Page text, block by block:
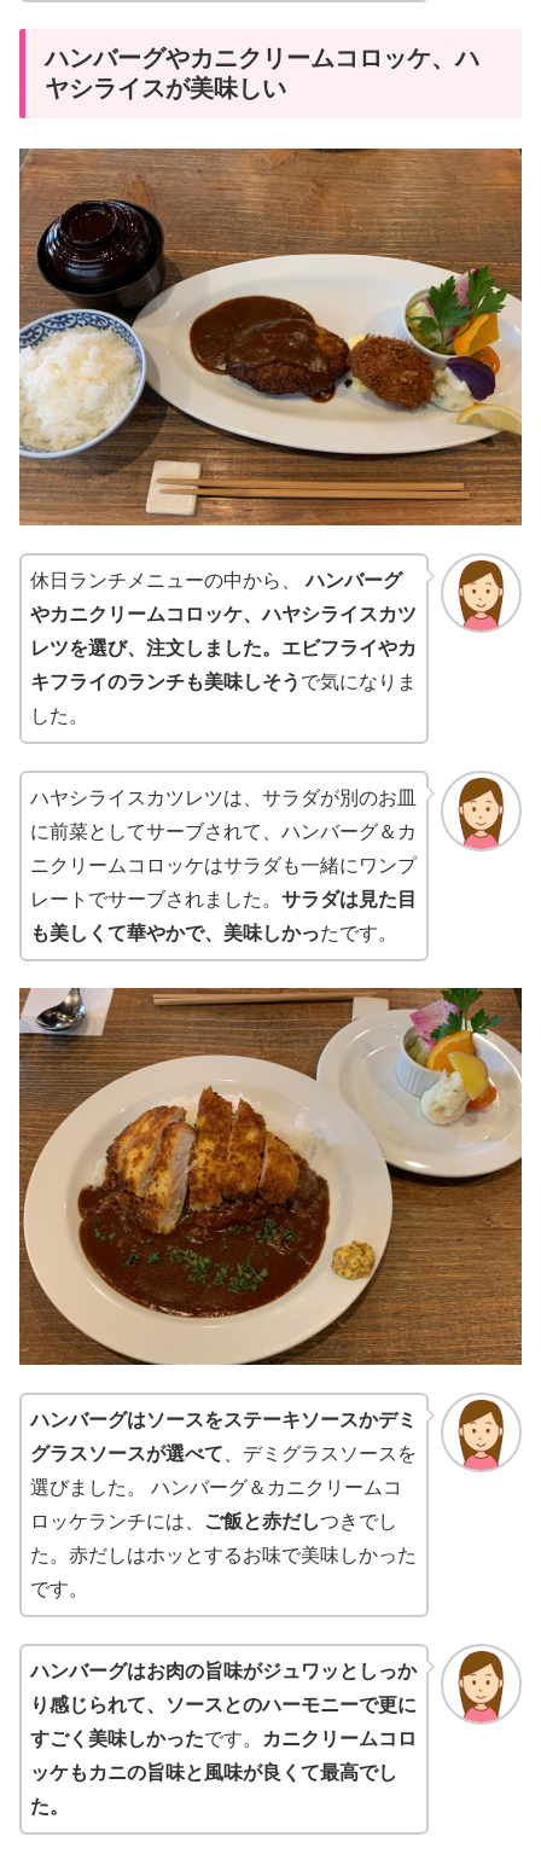
ハンバーグやカニクリームコロッケ、ハ
ヤシライスが美味しい
休日ランチメニューの中から、ハンバーグ
やカニクリームコロッケ、ハヤシライスカツ
レツを選び、注文しました。エビフライやカ
キフライのランチも美味しそう で気になりま
した。
ハヤシライスカツレツは、サラダが別のお皿
に前菜としてサーブされて、ハンバーグ＆カ
ニクリームコロッケはサラダも一緒にワンプ
レートでサーブされました。 サラダは見た目
も美しくて華やかで、美味しかったです。
ハンバーグはソースをステーキソースかデミ
グラスソースが選べて 、デミグラスソースを
選びました。 ハンバーグ＆カニクリームコ
ロッケランチには、
ご飯と赤だしつきでし
た。赤だしはホッとするお味で美味しかった
です。
ハンバーグはお肉の旨味がジュワッとしっか
り感じられて、ソースとのハーモニーで更に
すごく美味しかったです。
カニクリームコロ
ッケもカニの旨味と風味が良くて最高でし
た。